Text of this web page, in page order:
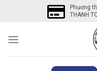
Phương
THANH